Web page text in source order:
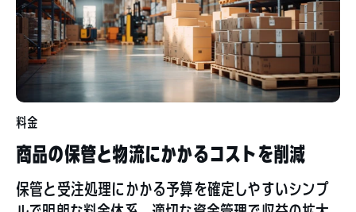
料金
商品の保管と物流にかかるコストを削減
保管と受注処理にかかる予算を確定しやすいシンプ